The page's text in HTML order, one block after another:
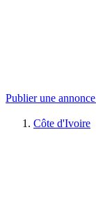
Publier une annonce
Côte d'Ivoire